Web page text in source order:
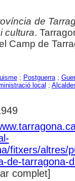
de
cultura.
Camp de
; Postguerra;
local ;
fitxers/altres/
de-tarragona-
complet]